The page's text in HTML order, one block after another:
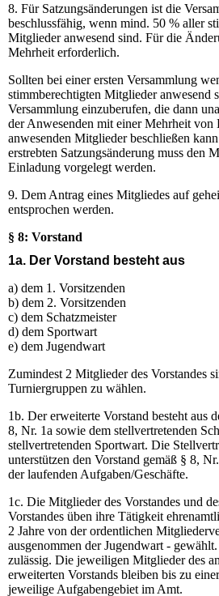
8. Für Satzungsänderungen ist die
beschlussfähig, wenn mind. 50 % aller
Mitglieder anwesend sind. Für die
Mehrheit erforderlich.
Sollten bei einer ersten Versammlung
stimmberechtigten Mitglieder anwesend
Versammlung einzuberufen, die dann
der Anwesenden mit einer Mehrheit von
anwesenden Mitglieder beschließen
erstrebten Satzungsänderung muss den
Einladung vorgelegt werden.
9. Dem Antrag eines Mitgliedes auf
entsprochen werden.
§ 8: Vorstand
1a. Der Vorstand besteht aus
a) dem 1. Vorsitzenden
b) dem 2. Vorsitzenden
c) dem Schatzmeister
d) dem Sportwart
e) dem Jugendwart
Zumindest 2 Mitglieder des Vorstandes
Turniergruppen zu wählen.
1b. Der erweiterte Vorstand besteht aus
8, Nr. 1a sowie dem stellvertretenden
stellvertretenden Sportwart. Die
unterstützen den Vorstand gemäß § 8,
der laufenden Aufgaben/Geschäfte.
1c. Die Mitglieder des Vorstandes und
Vorstandes üben ihre Tätigkeit
2 Jahre von der ordentlichen
ausgenommen der Jugendwart -
zulässig. Die jeweiligen Mitglieder des
erweiterten Vorstands bleiben bis zu
jeweilige Aufgabengebiet im Amt.